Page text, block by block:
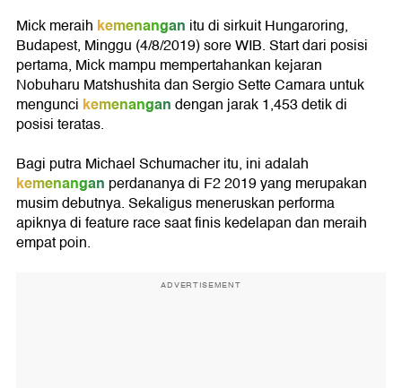
Mick meraih kemenangan itu di sirkuit Hungaroring,
Budapest, Minggu (4/8/2019) sore WIB. Start dari posisi
pertama, Mick mampu mempertahankan kejaran
Nobuharu Matshushita dan Sergio Sette Camara untuk
mengunci kemenangandengan jarak 1,453 detik di
posisi teratas.
Bagi putra Michael Schumacher itu, ini adalah
kemenangan perdananya di F2 2019 yang merupakan
musim debutnya. Sekaligus meneruskan performa
apiknya di feature race saat finis kedelapan dan meraih
empat poin.
ADVERTISEMENT